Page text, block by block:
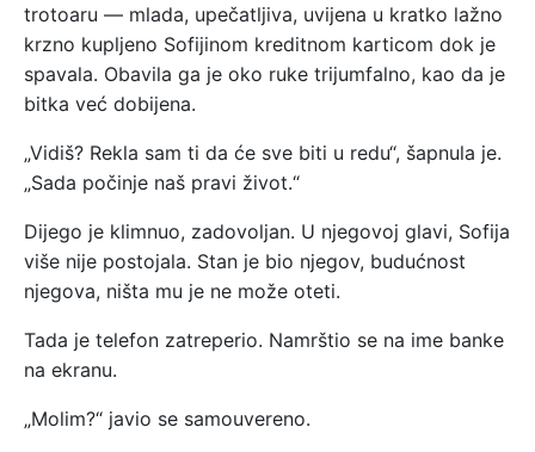
trotoaru — mlada, upečatljiva, uvijena u kratko lažno
krzno kupljeno Sofijinom kreditnom karticom dok je
spavala. Obavila ga je oko ruke trijumfalno, kao da je
bitka već dobijena.
„Vidiš? Rekla sam ti da će sve biti u redu“, šapnula je.
„Sada počinje naš pravi život.“
Dijego je klimnuo, zadovoljan. U njegovoj glavi, Sofija
više nije postojala. Stan je bio njegov, budućnost
njegova, ništa mu je ne može oteti.
Tada je telefon zatreperio. Namrštio se na ime banke
na ekranu.
„Molim?“ javio se samouvereno.